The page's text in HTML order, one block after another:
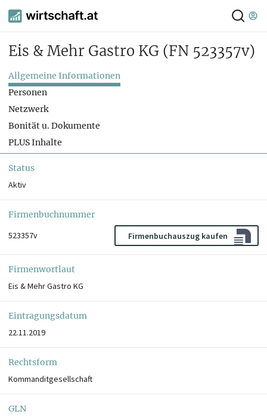
Eis & Mehr Gastro KG (FN 523357v)
Allgemeine Informationen
Personen
Netzwerk
Bonität u. Dokumente
PLUS Inhalte
Status
Aktiv
Firmenbuchnummer
523357v
Firmenbuchauszug kaufen
Firmenwortlaut
Eis & Mehr Gastro KG
Eintragungsdatum
22.11.2019
Rechtsform
Kommanditgesellschaft
GLN